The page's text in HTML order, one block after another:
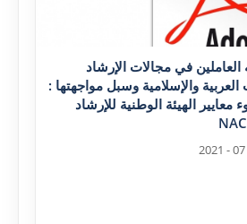
العاملين في مجالات الإرشاد
العربية والإسلامية وسبل مواجهتها :
الهيئة الوطنية للإرشاد